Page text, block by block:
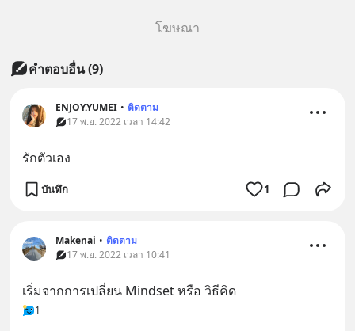
โฆษณา
คำตอบอื่น(9)
ENJOY.YUMEI • ติดตาม
17 พ.ย. 2022 เวลา 14:42
รักตัวเอง
บันทึก 1
Makenai • ติดตาม
17 พ.ย. 2022 เวลา 10:41
เริ่มจากการเปลี่ยน Mindset หรือ วิธีคิด
1